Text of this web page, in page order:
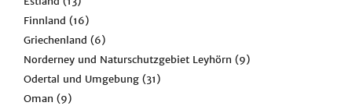
Finnland (16)
Griechenland (6)
Norderney und Naturschutzgebiet Leyhörn (9)
Odertal und Umgebung (31)
Oman (9)